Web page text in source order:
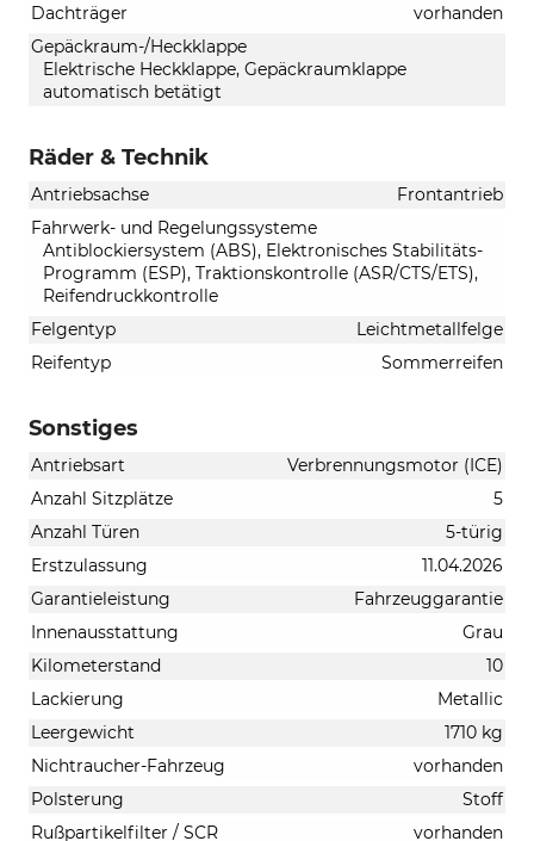
Dachträger
vorhanden
Gepäckraum-/Heckklappe
Elektrische Heckklappe, Gepäckraumklappe
automatisch betätigt
Räder & Technik
Antriebsachse
Frontantrieb
Fahrwerk- und Regelungssysteme
Antiblockiersystem (ABS), Elektronisches Stabilitäts-
Programm (ESP), Traktionskontrolle (ASR/CTS/ETS),
Reifendruckkontrolle
Felgentyp
Leichtmetallfelge
Reifentyp
Sommerreifen
Sonstiges
Antriebsart
Verbrennungsmotor (ICE)
Anzahl Sitzplätze
5
Anzahl Türen
5-türig
Erstzulassung
11.04.2026
Garantieleistung
Fahrzeuggarantie
Innenausstattung
Grau
Kilometerstand
10
Lackierung
Metallic
Leergewicht
1710 kg
Nichtraucher-Fahrzeug
vorhanden
Polsterung
Stoff
Rußpartikelfilter / SCR
vorhanden